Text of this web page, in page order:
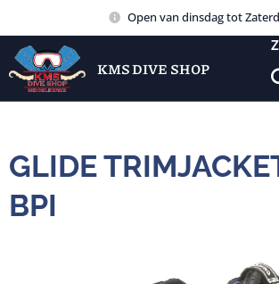
Open van dinsdag tot
KMS DIVE SHOP
GLIDE
BPI